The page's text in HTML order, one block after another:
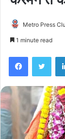
Metro Press
1 minute read
Facebook